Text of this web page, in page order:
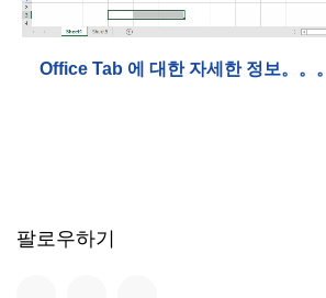
Office Tab 에 대한 자세한 정보。。。
팔로우하기